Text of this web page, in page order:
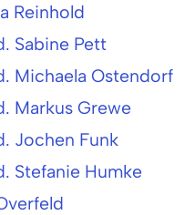
Reinhold
Sabine Pett
Michaela Ostendorf
Markus Grewe
Jochen Funk
Stefanie Humke